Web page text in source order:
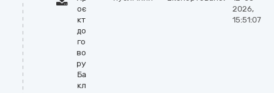
оє
кт
до
го
во
ру
Ба
кл
2026,
15:51:07